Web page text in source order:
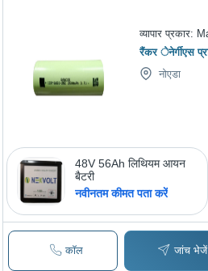
व्यापार प्रकार:
रैंकर ेनेर्गीएस
नोएडा
48V 56Ah लिथियम आयन
बैटरी
नवीनतम कीमत पता करें
कॉल जांच भेजें